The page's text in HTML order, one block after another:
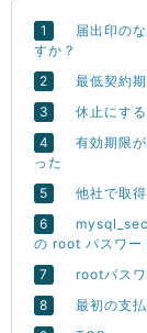
届出印の
すか？
最低契約
休止にす
有効期限
った
他社で取
の root パスワー
rootパス
最初の支